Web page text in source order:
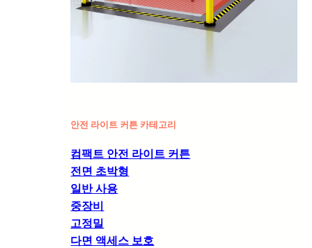
안전 라이트 커튼 카테고리
컴팩트 안전 라이트 커튼
전면 초박형
일반 사용
중장비
고정밀
다면 액세스 보호